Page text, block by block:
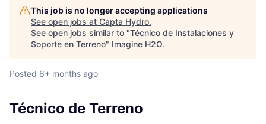
This job is no longer accepting applications
See open jobs at Capta Hydro.
See open jobs similar to "Técnico de Instalaciones y
Soporte en Terreno" Imagine H2O.
Posted 6+ months ago
Técnico de Terreno